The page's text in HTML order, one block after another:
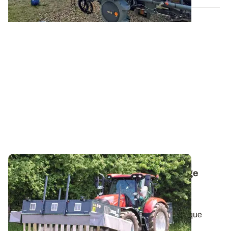
Alternatives au glyphosate - Le désherbage
électrique, une piste sans travail du sol
prometteuse
Depuis 2018, ARVALIS teste le désherbage électrique
comme alternative au glyphosate et...